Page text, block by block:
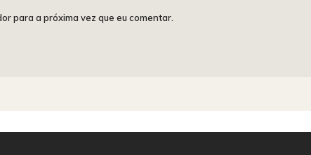
para a próxima vez que eu comentar.